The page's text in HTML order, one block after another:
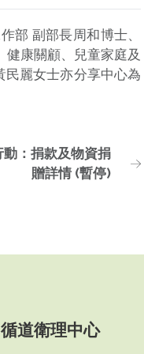
部 副部長周和博士、
康關顧、兒童家庭及
麗女士亦分享中心為
：捐款及物資捐
贈詳情 (暫停)
循道衛理中心